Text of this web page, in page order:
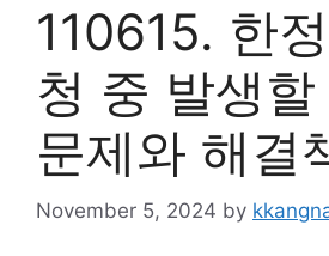
110615. 한
청 중 발생
문제와 해결
November 5, 2024 by